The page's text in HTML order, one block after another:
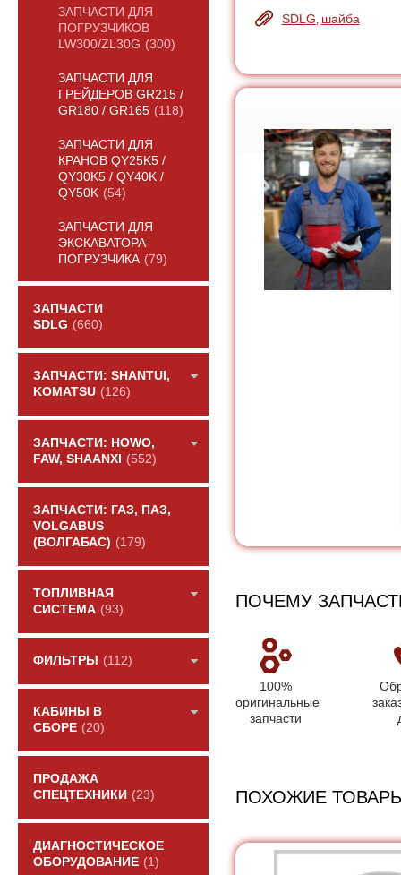
ЗАПЧАСТИ ДЛЯ
ПОГРУЗЧИКОВ
LW300/ZL30G (300)
ЗАПЧАСТИ ДЛЯ
ГРЕЙДЕРОВ GR215 /
GR180 / GR165 (118)
ЗАПЧАСТИ ДЛЯ
КРАНОВ QY25K5 /
QY30K5 / QY40K /
QY50K (54)
ЗАПЧАСТИ ДЛЯ
ЭКСКАВАТОРА-
ПОГРУЗЧИКА (79)
ЗАПЧАСТИ
SDLG (660)
ЗАПЧАСТИ: SHANTUI,
KOMATSU (126)
ЗАПЧАСТИ: HOWO,
FAW, SHAANXI
(552)
ЗАПЧАСТИ: ГАЗ, ПАЗ,
VOLGABUS
(ВОЛГАБАС) (179)
ТОПЛИВНАЯ
СИСТЕМА (93)
ФИЛЬТРЫ (112)
КАБИНЫ В
СБОРЕ (20)
ПРОДАЖА
СПЕЦТЕХНИКИ (23)
ДИАГНОСТИЧЕСКОЕ
ОБОРУДОВАНИЕ (1)
SDLG шайба
ПОЧЕМУ
100%
оригинальные
запчасти
ПОХОЖИЕ